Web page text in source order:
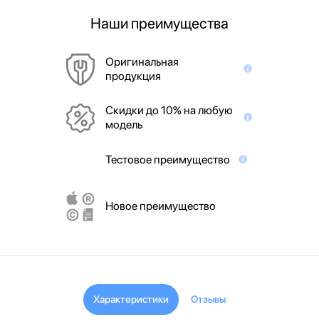
Наши преимущества
Оригинальная
продукция
Скидки до 10% на любую
модель
Тестовое преимущество
Новое преимущество
Характеристики Отзывы